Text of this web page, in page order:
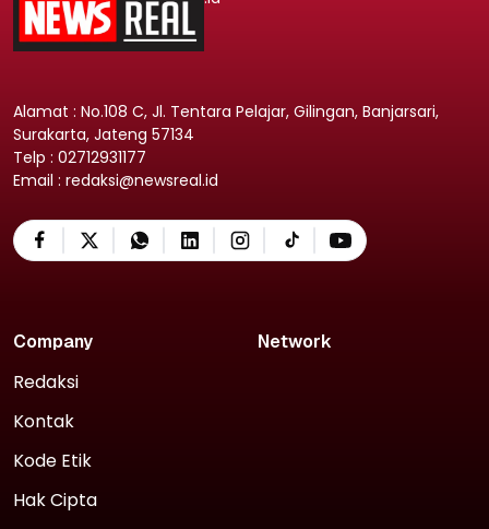
Alamat : No.108 C, Jl. Tentara Pelajar, Gilingan, Banjarsari,
Surakarta, Jateng 57134
Telp : 02712931177
Email : redaksi@newsreal.id
Company
Redaksi
Kontak
Kode Etik
Hak Cipta
Network